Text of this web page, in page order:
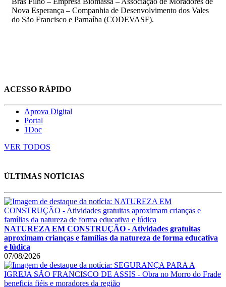
Nova Esperança – Companhia de Desenvolvimento dos Vales
do São Francisco e Parnaíba (CODEVASF).
ACESSO RÁPIDO
Aprova Digital
Portal
1Doc
VER TODOS
ÚLTIMAS NOTÍCIAS
NATUREZA EM CONSTRUÇÃO - Atividades gratuitas
aproximam crianças e famílias da natureza de forma educativa
e lúdica
07/08/2026